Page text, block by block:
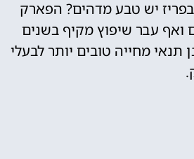
יש טבע מדהים? הפארק
ואף עבר שיפוץ מקיף בשנים
תנאי מחייה טובים יותר לבעלי